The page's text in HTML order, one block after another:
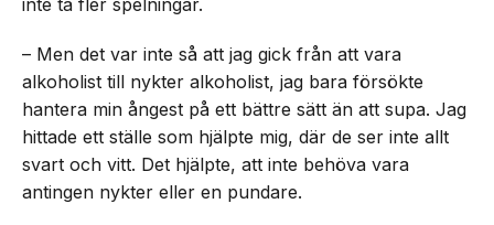
inte ta fler spelningar.
– Men det var inte så att jag gick från att vara
alkoholist till nykter alkoholist, jag bara försökte
hantera min ångest på ett bättre sätt än att supa. Jag
hittade ett ställe som hjälpte mig, där de ser inte allt
svart och vitt. Det hjälpte, att inte behöva vara
antingen nykter eller en pundare.